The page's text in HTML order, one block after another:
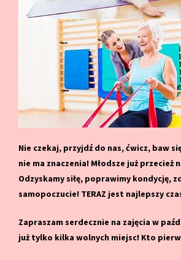
Nie czekaj, przyjdź do nas, ćwicz, baw
nie ma znaczenia! Młodsze już przecież
Odzyskamy siłę, poprawimy kondycję,
samopoczucie! TERAZ jest najlepszy
Zapraszam serdecznie na zajęcia w
już tylko kilka wolnych miejsc! Kto